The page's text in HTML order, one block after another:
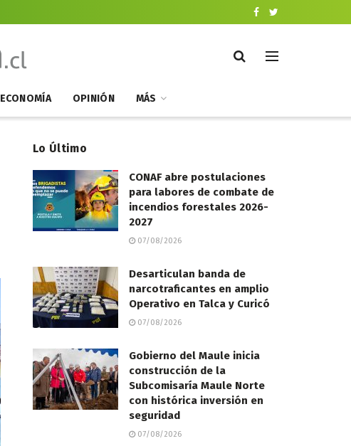
ECONOMÍA OPINIÓN MÁS
Lo Último
CONAF abre postulaciones
para labores de combate de
incendios forestales 2026-
2027
07/08/2026
Desarticulan banda de
narcotraficantes en amplio
Operativo en Talca y Curicó
07/08/2026
Gobierno del Maule inicia
construcción de la
Subcomisaría Maule Norte
con histórica inversión en
seguridad
07/08/2026